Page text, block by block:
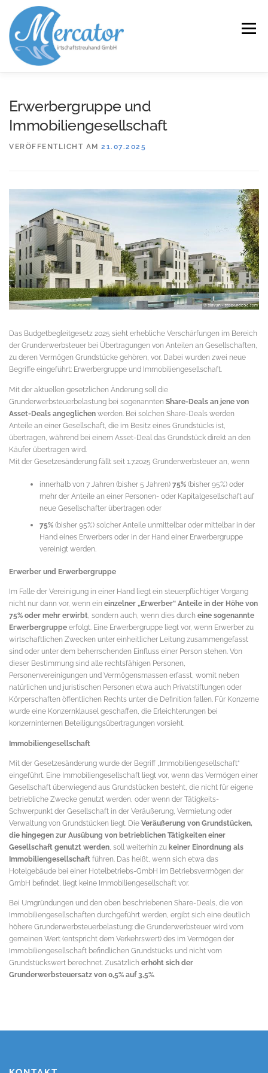
Inhalt
springen
Menü
SERVICE KANZLEI KARRIERE
Erwerbergruppe und
Immobiliengesellschaft
VERÖFFENTLICHT AM 21.07.2025
Das Budgetbegleitgesetz 2025 sieht erhebliche Verschärfungen im Bereich
der Grunderwerbsteuer bei Übertragungen von Anteilen an Gesellschaften,
zu deren Vermögen Grundstücke gehören, vor. Dabei wurden zwei neue
Begriffe eingeführt: Erwerbergruppe und Immobiliengesellschaft.
Mit der aktuellen gesetzlichen Änderung soll die
Grunderwerbsteuerbelastung bei sogenannten Share-Deals an jene von
Asset-Deals angeglichen werden. Bei solchen Share-Deals werden
Anteile an einer Gesellschaft, die im Besitz eines Grundstücks ist,
übertragen, während bei einem Asset-Deal das Grundstück direkt an den
Käufer übertragen wird.
Mit der Gesetzesänderung fällt seit 1.7.2025 Grunderwerbsteuer an, wenn
innerhalb von 7 Jahren (bisher 5 Jahren) 75%(bisher 95%) oder
mehr der Anteile an einer Personen- oder Kapitalgesellschaft auf
neue Gesellschafter übertragen oder
75%(bisher 95%) solcher Anteile unmittelbar oder mittelbar in der
Hand eines Erwerbers oder in der Hand einer Erwerbergruppe
vereinigt werden.
Erwerber und Erwerbergruppe
Im Falle der Vereinigung in einer Hand liegt ein steuerpflichtiger Vorgang
nicht nur dann vor, wenn ein einzelner „Erwerber“ Anteile in der Höhe von
75% oder mehr erwirbt, sondern auch, wenn dies durch eine sogenannte
Erwerbergruppe erfolgt. Eine Erwerbergruppe liegt vor, wenn Erwerber zu
wirtschaftlichen Zwecken unter einheitlicher Leitung zusammengefasst
sind oder unter dem beherrschenden Einfluss einer Person stehen. Von
dieser Bestimmung sind alle rechtsfähigen Personen,
Personenvereinigungen und Vermögensmassen erfasst, womit neben
natürlichen und juristischen Personen etwa auch Privatstiftungen oder
Körperschaften öffentlichen Rechts unter die Definition fallen. Für Konzerne
wurde eine Konzernklausel geschaffen, die Erleichterungen bei
konzerninternen Beteiligungsübertragungen vorsieht.
Immobiliengesellschaft
Mit der Gesetzesänderung wurde der Begriff „Immobiliengesellschaft“
eingeführt. Eine Immobiliengesellschaft liegt vor, wenn das Vermögen einer
Gesellschaft überwiegend aus Grundstücken besteht, die nicht für eigene
betriebliche Zwecke genutzt werden, oder wenn der Tätigkeits-
Schwerpunkt der Gesellschaft in der Veräußerung, Vermietung oder
Verwaltung von Grundstücken liegt. Die Veräußerung von Grundstücken,
die hingegen zur Ausübung von betrieblichen Tätigkeiten einer
Gesellschaft genutzt werden , soll weiterhin zu keiner Einordnung als
Immobiliengesellschaft führen. Das heißt, wenn sich etwa das
Hotelgebäude bei einer Hotelbetriebs-GmbH im Betriebsvermögen der
GmbH befindet, liegt keine Immobiliengesellschaft vor.
Bei Umgründungen und den oben beschriebenen Share-Deals, die von
Immobiliengesellschaften durchgeführt werden, ergibt sich eine deutlich
höhere Grunderwerbsteuerbelastung: die Grunderwerbsteuer wird vom
gemeinen Wert (entspricht dem Verkehrswert) des im Vermögen der
Immobiliengesellschaft befindlichen Grundstücks und nicht vom
Grundstückswert berechnet. Zusätzlich erhöht sich der
Grunderwerbsteuersatz von 0,5% auf 3,5%